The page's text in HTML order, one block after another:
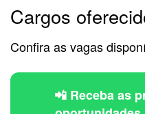
Cargos
Confira as vagas
📲 Receba as